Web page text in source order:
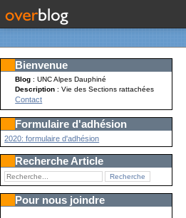
Bienvenue
Blog : UNC Alpes Dauphiné
Description: Vie des Sections rattachées
Contact
Formulaire d'adhésion
2020: formulaire d'adhésion
Recherche Article
Pour nous joindre